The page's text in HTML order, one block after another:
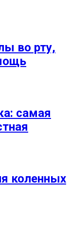
во рту,
самая
коленных